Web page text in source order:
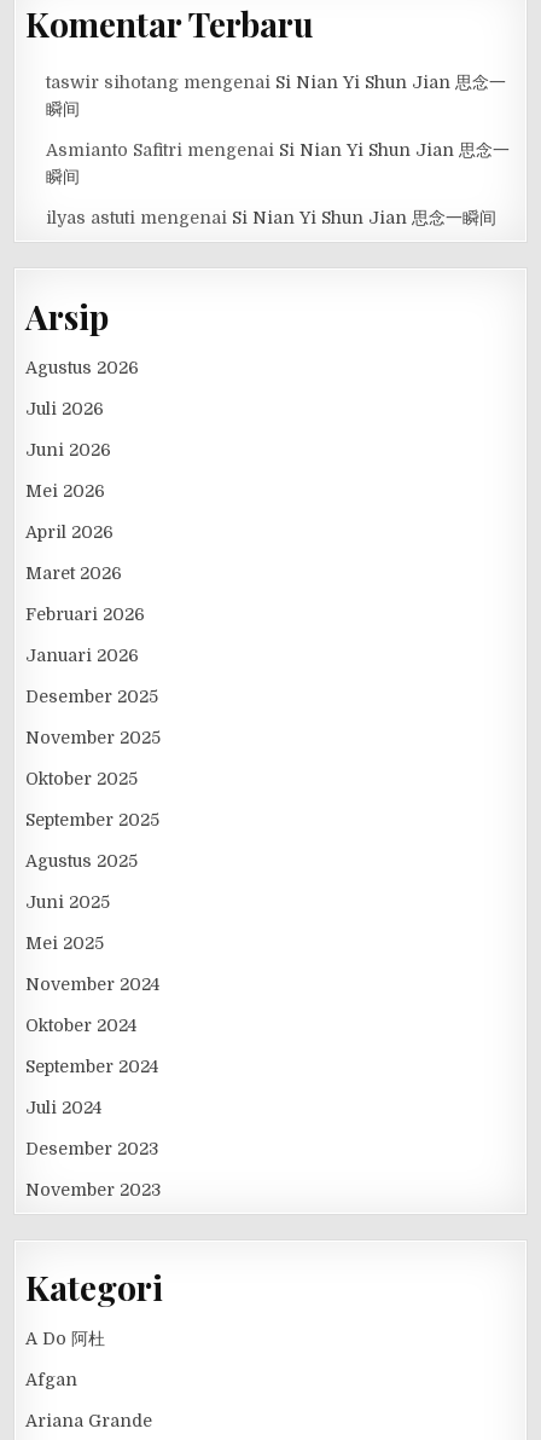
Komentar Terbaru
taswir sihotang mengenai Si Nian Yi Shun Jian 思念一
瞬间
Asmianto Safitri mengenai Si Nian Yi Shun Jian 思念一
瞬间
ilyas astuti mengenai Si Nian Yi Shun Jian 思念一瞬间
Arsip
Agustus 2026
Juli 2026
Juni 2026
Mei 2026
April 2026
Maret 2026
Februari 2026
Januari 2026
Desember 2025
November 2025
Oktober 2025
September 2025
Agustus 2025
Juni 2025
Mei 2025
November 2024
Oktober 2024
September 2024
Juli 2024
Desember 2023
November 2023
Kategori
A Do 阿杜
Afgan
Ariana Grande